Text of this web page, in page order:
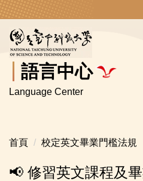
跳
主
要
容
區
語言中心
Language Center
首頁 校定英文畢業門檻法規
📢 修習英文課程及